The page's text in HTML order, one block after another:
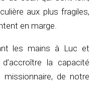
aux plus fragiles,
en marge.
les mains à Luc et
la capacité
de notre